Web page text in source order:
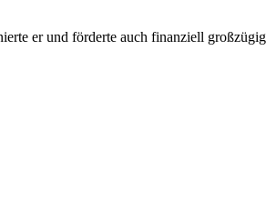
er und förderte auch finanziell